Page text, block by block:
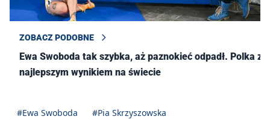
ZOBACZ PODOBNE
Ewa Swoboda tak szybka, aż paznokieć odpadł. Polka z
najlepszym wynikiem na świecie
#Ewa Swoboda #Pia Skrzyszowska